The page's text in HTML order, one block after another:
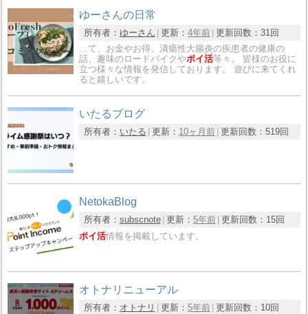
ゆーさんの日常
所有者： ゆーさん 更新： 4年前 更新回数： 31回
…て、お金やお得、潰瘍性大腸炎の疾患者の健康の
話、趣味のロードバイクやポイ活等々。 皆様のお役に
立つ様々な情報を発信しております。 遊びに来てくれ
ると嬉しいです。
いたるブログ
所有者： いたる 更新： 10ヶ月前 更新回数： 519回
NetokaBlog
所有者： subscnote 更新： 5年前 更新回数： 15回
ポイ活情報を掲載しています。
オトナリニューアル
所有者： オトナリ 更新： 5年前 更新回数： 10回